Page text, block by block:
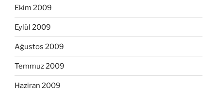
Ekim 2009
Eylül 2009
Ağustos 2009
Temmuz 2009
Haziran 2009